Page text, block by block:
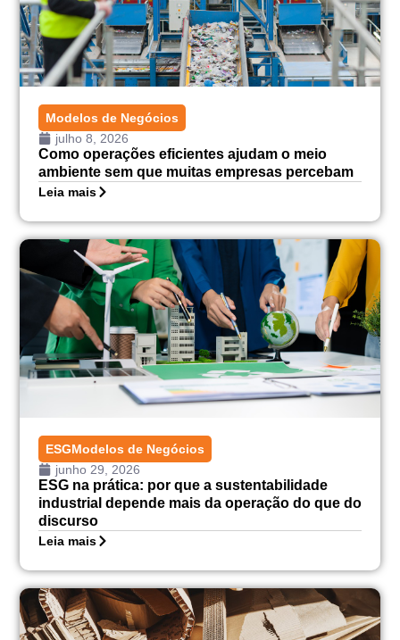
Modelos de Negócios
julho 8, 2026
Como operações eficientes ajudam o meio
ambiente sem que muitas empresas percebam
Leia mais
ESGModelos de Negócios
junho 29, 2026
ESG na prática: por que a sustentabilidade
industrial depende mais da operação do que do
discurso
Leia mais